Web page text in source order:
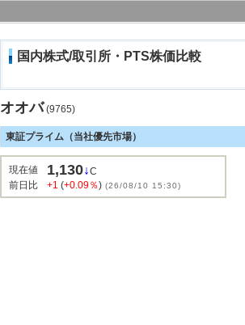
国内株式/取引所・PTS株価比較
オオバ (9765)
東証プライム（当社優先市場）
現在値 1,130↓C
前日比
+1 (+0.09％) (26/08/10 15:30)